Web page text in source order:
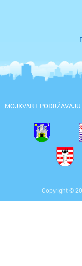
MOJKVART PODRŽAVAJU
Copyright ©